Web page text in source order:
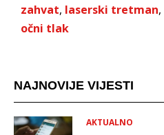
zahvat, laserski tretman,
očni tlak
NAJNOVIJE VIJESTI
AKTUALNO